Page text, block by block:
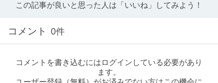
この記事が良いと思った人は「いいね」してみよう！
コメント 0件
コメントを書き込むにはログインしている必要があり
ます。